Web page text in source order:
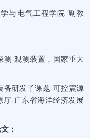
与电气工程学院 副教
测-观测装置，国家重大
备研发子课题-可控震源
-广东省海洋经济发展
：